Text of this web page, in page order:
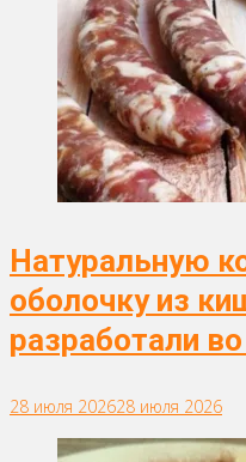
Натуральную
оболочку из
разработали
28 июля 202628 июля 2026